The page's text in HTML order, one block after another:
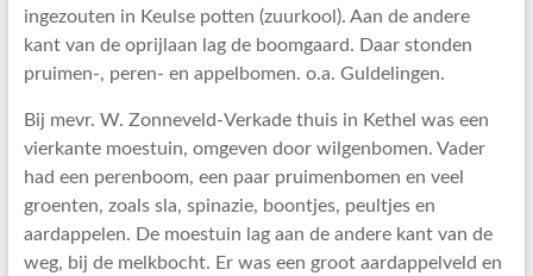
ingezouten in Keulse potten (zuurkool). Aan de andere
kant van de oprijlaan lag de boomgaard. Daar stonden
pruimen-, peren- en appelbomen. o.a. Guldelingen.
Bij mevr. W. Zonneveld-Verkade thuis in Kethel was een
vierkante moestuin, omgeven door wilgenbomen. Vader
had een perenboom, een paar pruimenbomen en veel
groenten, zoals sla, spinazie, boontjes, peultjes en
aardappelen. De moestuin lag aan de andere kant van de
weg, bij de melkbocht. Er was een groot aardappelveld en